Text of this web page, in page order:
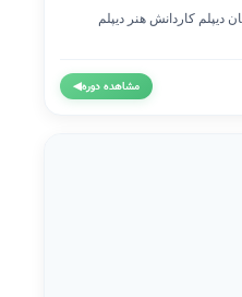
دیپلم کاردانش هنر دیپلم
مشاهده دوره◀